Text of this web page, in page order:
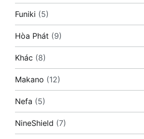
Funiki (5)
Hòa Phát (9)
Khác (8)
Makano (12)
Nefa (5)
NineShield (7)